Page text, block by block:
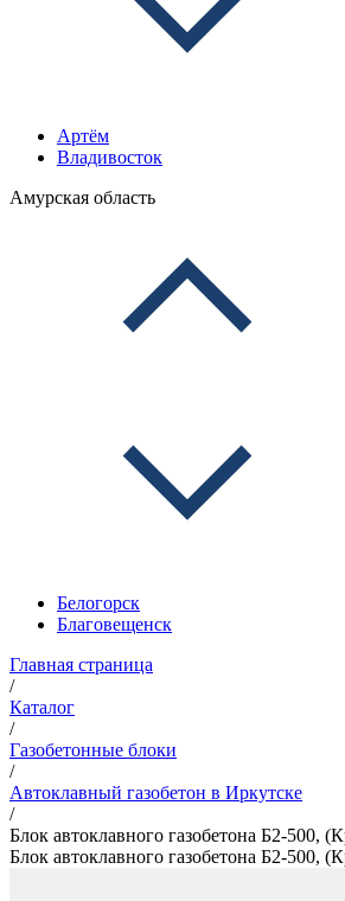
Артём
Владивосток
Амурская область
Белогорск
Благовещенск
Главная страница
/
Каталог
/
Газобетонные блоки
/
Автоклавный газобетон в Иркутске
/
Блок автоклавного газобетона Б2-500,
Блок автоклавного газобетона Б2-500,